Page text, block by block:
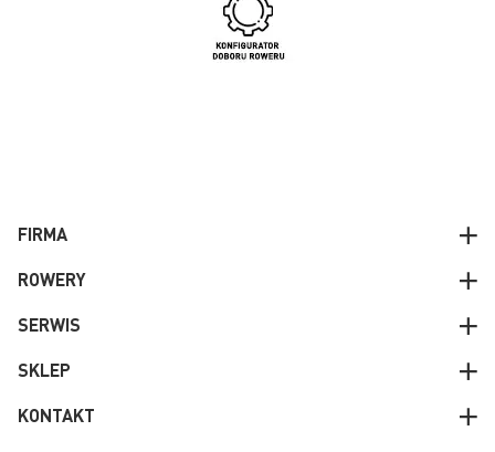
FIRMA
ROWERY
SERWIS
SKLEP
KONTAKT